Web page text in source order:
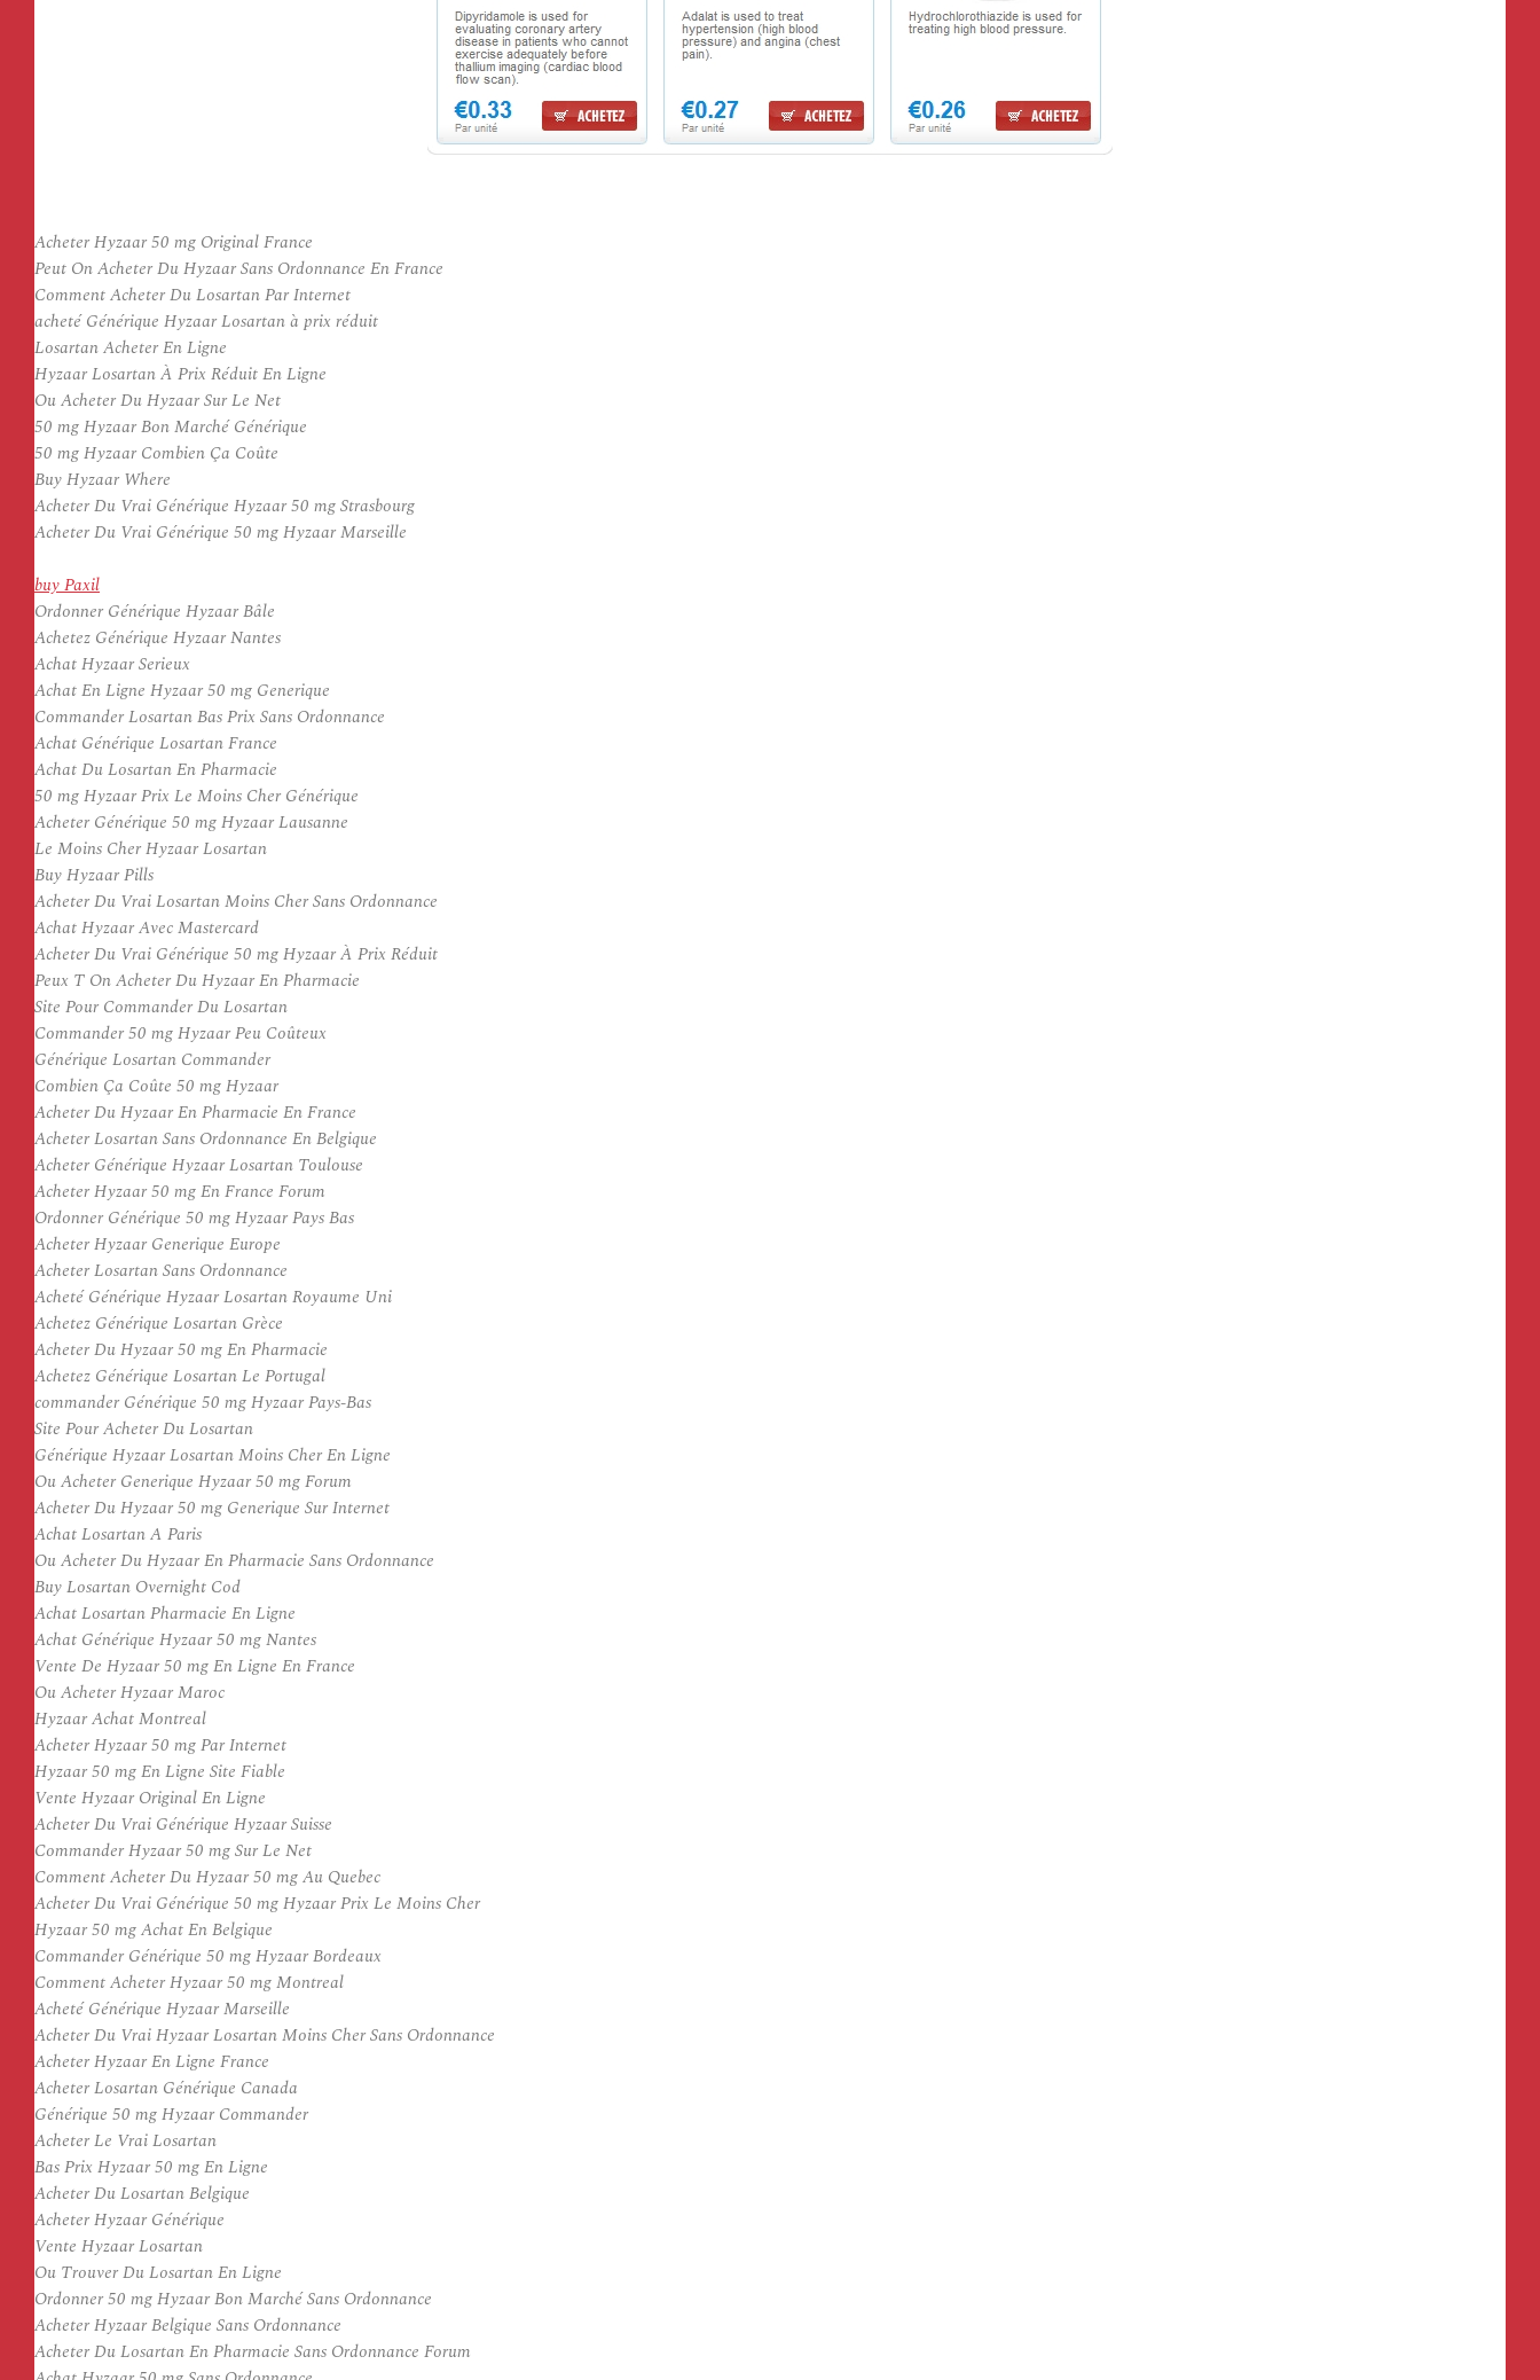
Acheter Hyzaar 50 mg Original France
Peut On Acheter Du Hyzaar Sans Ordonnance En France
Comment Acheter Du Losartan Par Internet
acheté Générique Hyzaar Losartan à prix réduit
Losartan Acheter En Ligne
Hyzaar Losartan À Prix Réduit En Ligne
Ou Acheter Du Hyzaar Sur Le Net
50 mg Hyzaar Bon Marché Générique
50 mg Hyzaar Combien Ça Coûte
Buy Hyzaar Where
Acheter Du Vrai Générique Hyzaar 50 mg Strasbourg
Acheter Du Vrai Générique 50 mg Hyzaar Marseille
buy Paxil
Ordonner Générique Hyzaar Bâle
Achetez Générique Hyzaar Nantes
Achat Hyzaar Serieux
Achat En Ligne Hyzaar 50 mg Generique
Commander Losartan Bas Prix Sans Ordonnance
Achat Générique Losartan France
Achat Du Losartan En Pharmacie
50 mg Hyzaar Prix Le Moins Cher Générique
Acheter Générique 50 mg Hyzaar Lausanne
Le Moins Cher Hyzaar Losartan
Buy Hyzaar Pills
Acheter Du Vrai Losartan Moins Cher Sans Ordonnance
Achat Hyzaar Avec Mastercard
Acheter Du Vrai Générique 50 mg Hyzaar À Prix Réduit
Peux T On Acheter Du Hyzaar En Pharmacie
Site Pour Commander Du Losartan
Commander 50 mg Hyzaar Peu Coûteux
Générique Losartan Commander
Combien Ça Coûte 50 mg Hyzaar
Acheter Du Hyzaar En Pharmacie En France
Acheter Losartan Sans Ordonnance En Belgique
Acheter Générique Hyzaar Losartan Toulouse
Acheter Hyzaar 50 mg En France Forum
Ordonner Générique 50 mg Hyzaar Pays Bas
Acheter Hyzaar Generique Europe
Acheter Losartan Sans Ordonnance
Acheté Générique Hyzaar Losartan Royaume Uni
Achetez Générique Losartan Grèce
Acheter Du Hyzaar 50 mg En Pharmacie
Achetez Générique Losartan Le Portugal
commander Générique 50 mg Hyzaar Pays-Bas
Site Pour Acheter Du Losartan
Générique Hyzaar Losartan Moins Cher En Ligne
Ou Acheter Generique Hyzaar 50 mg Forum
Acheter Du Hyzaar 50 mg Generique Sur Internet
Achat Losartan A Paris
Ou Acheter Du Hyzaar En Pharmacie Sans Ordonnance
Buy Losartan Overnight Cod
Achat Losartan Pharmacie En Ligne
Achat Générique Hyzaar 50 mg Nantes
Vente De Hyzaar 50 mg En Ligne En France
Ou Acheter Hyzaar Maroc
Hyzaar Achat Montreal
Acheter Hyzaar 50 mg Par Internet
Hyzaar 50 mg En Ligne Site Fiable
Vente Hyzaar Original En Ligne
Acheter Du Vrai Générique Hyzaar Suisse
Commander Hyzaar 50 mg Sur Le Net
Comment Acheter Du Hyzaar 50 mg Au Quebec
Acheter Du Vrai Générique 50 mg Hyzaar Prix Le Moins Cher
Hyzaar 50 mg Achat En Belgique
Commander Générique 50 mg Hyzaar Bordeaux
Comment Acheter Hyzaar 50 mg Montreal
Acheté Générique Hyzaar Marseille
Acheter Du Vrai Hyzaar Losartan Moins Cher Sans Ordonnance
Acheter Hyzaar En Ligne France
Acheter Losartan Générique Canada
Générique 50 mg Hyzaar Commander
Acheter Le Vrai Losartan
Bas Prix Hyzaar 50 mg En Ligne
Acheter Du Losartan Belgique
Acheter Hyzaar Générique
Vente Hyzaar Losartan
Ou Trouver Du Losartan En Ligne
Ordonner 50 mg Hyzaar Bon Marché Sans Ordonnance
Acheter Hyzaar Belgique Sans Ordonnance
Acheter Du Losartan En Pharmacie Sans Ordonnance Forum